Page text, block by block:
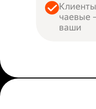
чаевые
ваши